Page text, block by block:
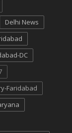
Delhi News
DC
Faridabad